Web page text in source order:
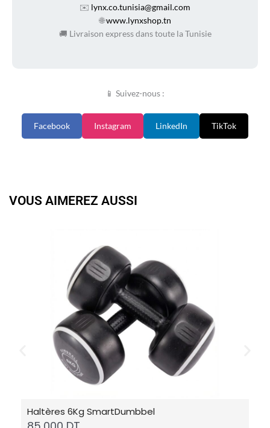
✉️ lynx.co.tunisia@gmail.com
🌐www.lynxshop.tn
🚚 Livraison express dans toute la Tunisie
📱 Suivez-nous :
Facebook Instagram LinkedIn TikTok
VOUS AIMEREZ AUSSI
Haltères 6Kg SmartDumbbel